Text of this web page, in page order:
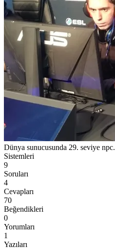
Dünya sunucusunda 29. seviye npc.
Sistemleri
9
Soruları
4
Cevapları
70
Beğendikleri
0
Yorumları
1
Yazıları